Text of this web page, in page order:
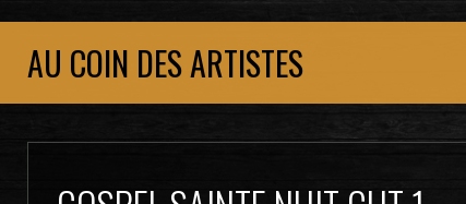
AU COIN DES ARTISTES